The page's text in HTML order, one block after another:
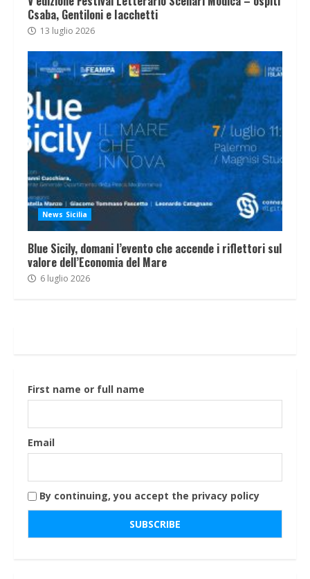
Csaba, Gentiloni e Iacchetti
13 luglio 2026
News Sicilia
Blue Sicily, domani l’evento che accende i riflettori sul
valore dell’Economia del Mare
6 luglio 2026
First name or full name
Email
By continuing, you accept the privacy policy